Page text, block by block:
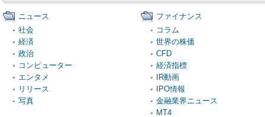
ニュース
社会
経済
政治
コンピューター
エンタメ
リリース
写真
ファイナンス
コラム
世界の株価
CFD
経済指標
IR動画
IPO情報
金融業界ニュース
MT4